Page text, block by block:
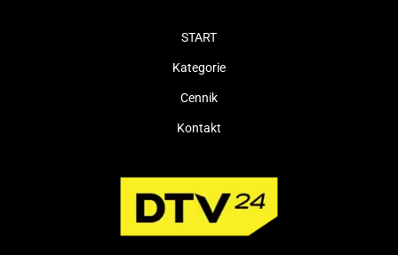
START
Kategorie
Cennik
Kontakt